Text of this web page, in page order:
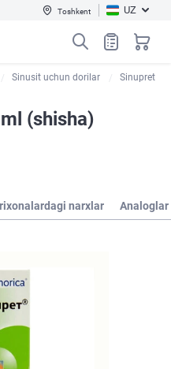
Toshkent UZ
Sinusit uchun dorilar Sinupret
(shisha)
narxlar Analoglar